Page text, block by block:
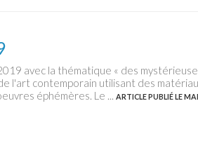
avec la thématique « des
l'art contemporain utilisant des
éphémères. Le ...ARTICLE PUBLIÉ LE